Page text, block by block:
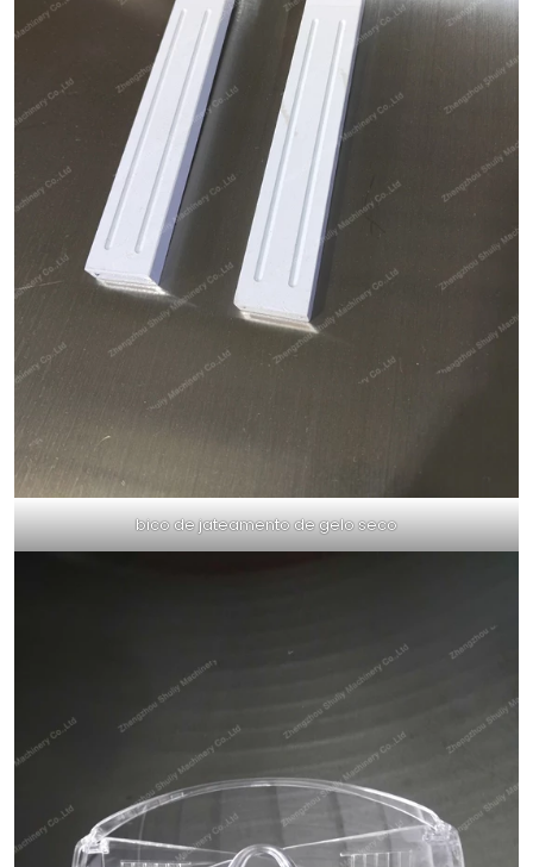
bico de jateamento de gelo seco